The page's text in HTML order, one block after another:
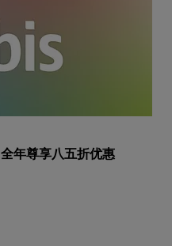
全年尊享八五折优惠